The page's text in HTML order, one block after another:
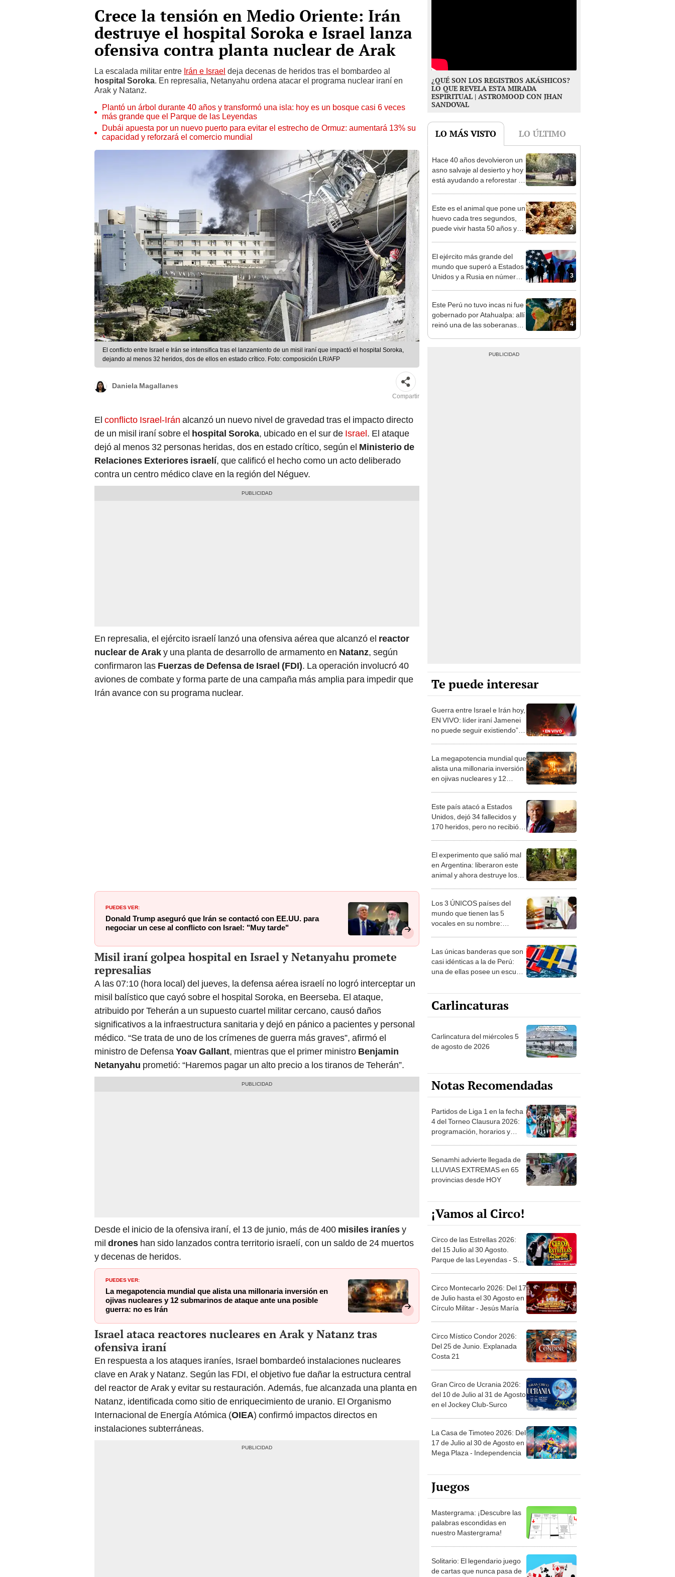
Crece la tensión en Medio Oriente: Irán
destruye el hospital Soroka e Israel lanza
ofensiva contra planta nuclear de Arak
La escalada militar entre Irán e Israel deja decenas de heridos tras el bombardeo al
hospital Soroka. En represalia, Netanyahu ordena atacar el programa nuclear iraní en
Arak y Natanz.
Plantó un árbol durante 40 años y transformó una isla: hoy es un bosque casi 6 veces
más grande que el Parque de las Leyendas
Dubái apuesta por un nuevo puerto para evitar el estrecho de Ormuz: aumentará 13% su
capacidad y reforzará el comercio mundial
El conflicto entre Israel e Irán se intensifica tras el lanzamiento de un misil iraní que impactó el hospital Soroka,
dejando al menos 32 heridos, dos de ellos en estado crítico. Foto: composición LR/AFP
Daniela Magallanes
Compartir
El conflicto Israel-Irán alcanzó un nuevo nivel de gravedad tras el impacto directo
de un misil iraní sobre el hospital Soroka, ubicado en el sur de Israel. El ataque
dejó al menos 32 personas heridas, dos en estado crítico, según el Ministerio de
Relaciones Exteriores israelí, que calificó el hecho como un acto deliberado
contra un centro médico clave en la región del Néguev.
En represalia, el ejército israelí lanzó una ofensiva aérea que alcanzó el reactor
nuclear de Araky una planta de desarrollo de armamento en Natanz, según
confirmaron las Fuerzas de Defensa de Israel (FDI). La operación involucró 40
aviones de combate y forma parte de una campaña más amplia para impedir que
Irán avance con su programa nuclear.
PUEDES VER:
Donald Trump aseguró que Irán se contactó con EE.UU. para
negociar un cese al conflicto con Israel: "Muy tarde"
Misil iraní golpea hospital en Israel y Netanyahu promete
represalias
A las 07:10 (hora local) del jueves, la defensa aérea israelí no logró interceptar un
misil balístico que cayó sobre el hospital Soroka, en Beerseba. El ataque,
atribuido por Teherán a un supuesto cuartel militar cercano, causó daños
significativos a la infraestructura sanitaria y dejó en pánico a pacientes y personal
médico. “Se trata de uno de los crímenes de guerra más graves”, afirmó el
ministro de Defensa Yoav Gallant, mientras que el primer ministro Benjamin
Netanyahu prometió: “Haremos pagar un alto precio a los tiranos de Teherán”.
Desde el inicio de la ofensiva iraní, el 13 de junio, más de 400 misiles iraníesy
mil drones han sido lanzados contra territorio israelí, con un saldo de 24 muertos
y decenas de heridos.
PUEDES VER:
La megapotencia mundial que alista una millonaria inversión en
ojivas nucleares y 12 submarinos de ataque ante una posible
guerra: no es Irán
Israel ataca reactores nucleares en Arak y Natanz tras
ofensiva iraní
En respuesta a los ataques iraníes, Israel bombardeó instalaciones nucleares
clave en Arak y Natanz. Según las FDI, el objetivo fue dañar la estructura central
del reactor de Arak y evitar su restauración. Además, fue alcanzada una planta en
Natanz, identificada como sitio de enriquecimiento de uranio. El Organismo
Internacional de Energía Atómica (OIEA) confirmó impactos directos en
instalaciones subterráneas.
¿QUÉ SON LOS REGISTROS AKÁSHICOS?
LO QUE REVELA ESTA MIRADA
ESPIRITUAL | ASTROMOOD CON JHAN
SANDOVAL
LO MÁS VISTO LO ÚLTIMO
1
Hace 40 años devolvieron un
asno salvaje al desierto y hoy
está ayudando a reforestar el
2
Este es el animal que pone un
huevo cada tres segundos,
puede vivir hasta 50 años y
3
El ejército más grande del
mundo que superó a Estados
Unidos y a Rusia en número
4
Este Perú no tuvo incas ni fue
gobernado por Atahualpa: allí
reinó una de las soberanas
Te puede interesar
Guerra entre Israel e Irán hoy,
EN VIVO: líder iraní Jamenei
no puede seguir existiendo”,
La megapotencia mundial que
alista una millonaria inversión
en ojivas nucleares y 12
Este país atacó a Estados
Unidos, dejó 34 fallecidos y
170 heridos, pero no recibió
Europa
El experimento que salió mal
en Argentina: liberaron este
animal y ahora destruye los
Los 3 ÚNICOS países del
mundo que tienen las 5
vocales en su nombre:
Las únicas banderas que son
casi idénticas a la de Perú:
una de ellas posee un escudo
Carlincaturas
Carlincatura del miércoles 5
de agosto de 2026
Notas Recomendadas
Partidos de Liga 1 en la fecha
4 del Torneo Clausura 2026:
programación, horarios y
Senamhi advierte llegada de
LLUVIAS EXTREMAS en 65
provincias desde HOY
¡Vamos al Circo!
Circo de las Estrellas 2026:
del 15 Julio al 30 Agosto.
Parque de las Leyendas - San
Circo Montecarlo 2026: Del 17
de Julio hasta el 30 Agosto en
Círculo Militar - Jesús María
Circo Místico Condor 2026:
Del 25 de Junio. Explanada
Costa 21
Gran Circo de Ucrania 2026:
del 10 de Julio al 31 de Agosto
en el Jockey Club-Surco
La Casa de Timoteo 2026: Del
17 de Julio al 30 de Agosto en
Mega Plaza - Independencia
Juegos
Mastergrama: ¡Descubre las
palabras escondidas en
nuestro Mastergrama!
Solitario: El legendario juego
de cartas que nunca pasa de